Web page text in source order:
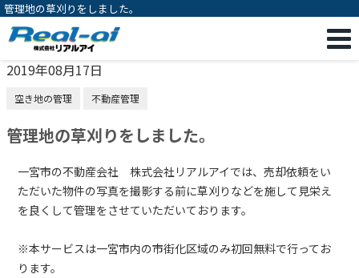
管理地の草刈りをしました。
2019年08月17日
空き地の管理 不動産管理
管理地の草刈りをしました。
一宮市の不動産会社 株式会社リアルアイでは、売却依頼をい
ただいた物件の写真を撮影する前に草刈りなどを施して見栄え
を良くして管理をさせていただいております。
※本サービスは一宮市内の市街化区域のみ初回無料で行ってお
ります。